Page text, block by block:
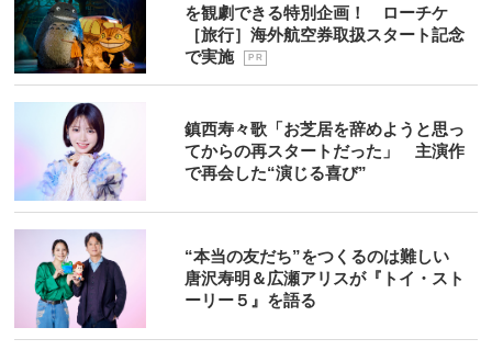
を観劇できる特別企画！ ローチケ
［旅行］海外航空券取扱スタート記念
で実施
P R
鎮西寿々歌「お芝居を辞めようと思っ
てからの再スタートだった」 主演作
で再会した“演じる喜び”
“本当の友だち”をつくるのは難しい
唐沢寿明＆広瀬アリスが『トイ・スト
ーリー５』を語る